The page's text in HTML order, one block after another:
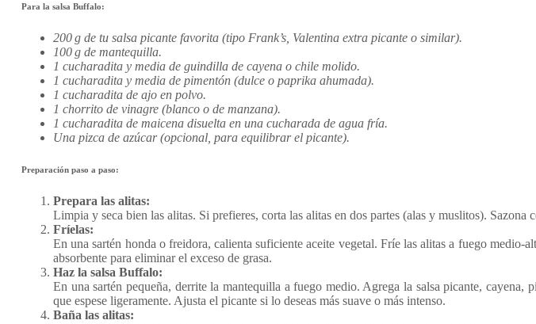
Para la salsa Buffalo:
200 g de tu salsa picante favorita (tipo Frank’s, Valentina extra picante o similar).
100 g de mantequilla.
1 cucharadita y media de guindilla de cayena o chile molido.
1 cucharadita y media de pimentón (dulce o paprika ahumada).
1 cucharadita de ajo en polvo.
1 chorrito de vinagre (blanco o de manzana).
1 cucharadita de maicena disuelta en una cucharada de agua fría.
Una pizca de azúcar (opcional, para equilibrar el picante).
Preparación paso a paso:
Prepara las alitas:
Limpia y seca bien las alitas. Si prefieres, corta las alitas en dos partes (alas y muslitos).
Fríelas:
En una sartén honda o freidora, calienta suficiente aceite vegetal. Fríe las alitas a fuego medio-
absorbente para eliminar el exceso de grasa.
Haz la salsa Buffalo:
En una sartén pequeña, derrite la mantequilla a fuego medio. Agrega la salsa picante,
que espese ligeramente. Ajusta el picante si lo deseas más suave o más intenso.
Baña las alitas: